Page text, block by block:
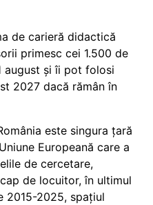
de carieră didactică
primesc cei 1.500 de
august și îi pot folosi
2027 dacă rămân în
este singura țară
Europeană care a
de cercetare,
de locuitor, în ultimul
2015-2025, spațiul